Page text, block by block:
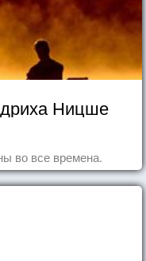
Ницше
во все времена.